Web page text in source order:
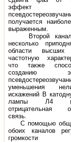
эффект
получается
выраженным.
Второй канал
несколько
области высших
частотную
что также
созданию
уменьшения
искажений В
лампы Л4
отрицательная
связь.
С помощью
обоих каналов
громкости